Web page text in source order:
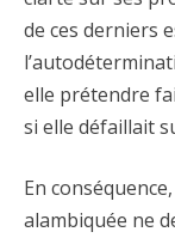
de ces derniers
elle prétendre
si elle défaillait
En
alambiquée ne